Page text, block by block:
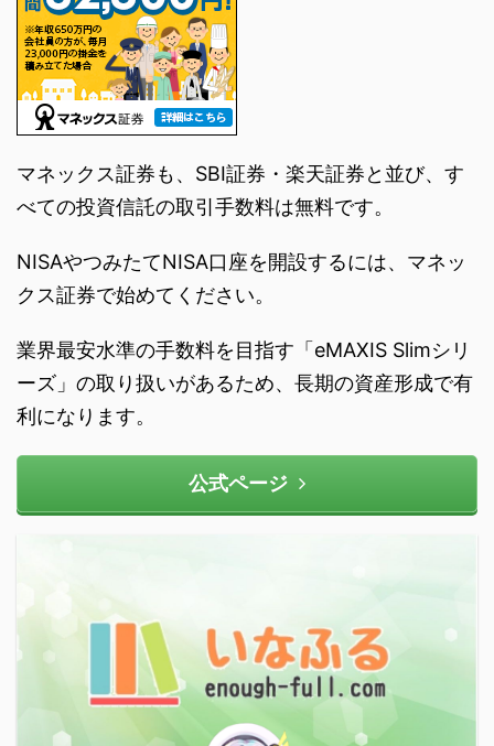
マネックス証券も、SBI証券・楽天証券と並び、す
べての投資信託の取引手数料は無料です。
NISAやつみたてNISA口座を開設するには、マネッ
クス証券で始めてください。
業界最安水準の手数料を目指す「eMAXIS Slimシリ
ーズ」の取り扱いがあるため、長期の資産形成で有
利になります。
公式ページ